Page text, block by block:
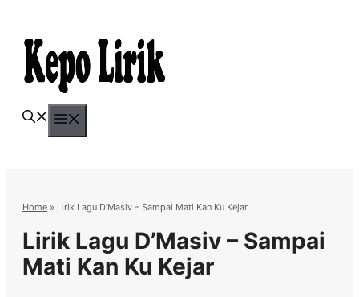
content
Home » Lirik Lagu D’Masiv – Sampai Mati Kan Ku Kejar
Lirik Lagu D’Masiv – Sampai
Mati Kan Ku Kejar